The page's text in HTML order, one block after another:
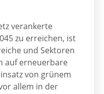
verankerte
zu erreichen, ist
und Sektoren
auf erneuerbare
von grünem
allem in der